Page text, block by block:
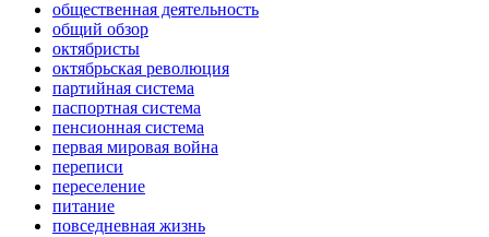
общественная деятельность
общий обзор
октябристы
октябрьская революция
партийная система
паспортная система
пенсионная система
первая мировая война
переписи
переселение
питание
повседневная жизнь